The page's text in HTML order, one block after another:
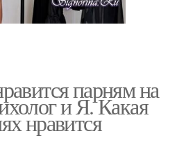
парням на
и Я. Какая
нравится